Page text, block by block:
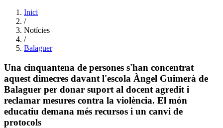
Inici
/
Notícies
/
Balaguer
Una cinquantena de persones s'han concentrat
aquest dimecres davant l'escola Àngel Guimerà de
Balaguer per donar suport al docent agredit i
reclamar mesures contra la violència. El món
educatiu demana més recursos i un canvi de
protocols